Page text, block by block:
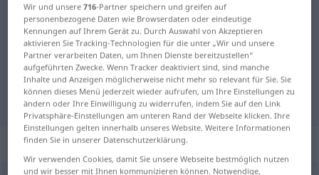
Deutsch-Ungarisch Übersetzung
für "organisieren"
"organisieren" Ungarisch
Übersetzung
„organisieren“
Wir und unsere716-Partner speichern und greifen auf
personenbezogene Daten wie Browserdaten oder eindeutige
Kennungen auf Ihrem Gerät zu. Durch Auswahl von Akzeptieren
aktivieren Sie Tracking-Technologien für die unter „Wir und unsere
Partner verarbeiten Daten, um Ihnen Dienste bereitzustellen“
aufgeführten Zwecke. Wenn Tracker deaktiviert sind, sind manche
Inhalte und Anzeigen möglicherweise nicht mehr so relevant für Sie. Sie
können dieses Menü jederzeit wieder aufrufen, um Ihre Einstellungen zu
ändern oder Ihre Einwilligung zu widerrufen, indem Sie auf den Link
Privatsphäre-Einstellungen am unteren Rand der Webseite klicken. Ihre
Einstellungen gelten innerhalb unseres Website. Weitere Informationen
finden Sie in unserer Datenschutzerklärung.
Wir verwenden Cookies, damit Sie unsere Webseite bestmöglich nutzen
und wir besser mit Ihnen kommunizieren können. Notwendige,